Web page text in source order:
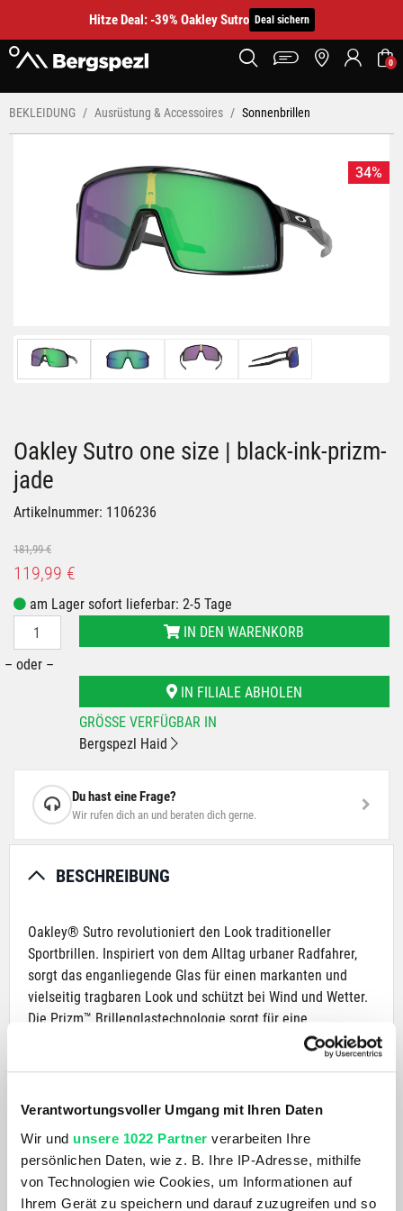
Verantwortungsvoller Umgang mit Ihren Daten
Wir und unsere 1022 Partner verarbeiten Ihre
persönlichen Daten, wie z. B. Ihre IP-Adresse, mithilfe
von Technologien wie Cookies, um Informationen auf
Ihrem Gerät zu speichern und darauf zuzugreifen und so
Hitze Deal: -39% Oakley Sutro Deal sichern
0
BEKLEIDUNG Ausrüstung & Accessoires Sonnenbrillen
34%
Oakley Sutro one size | black-ink-prizm-
jade
Artikelnummer: 1106236
181,99 €
119,99 €
am Lager sofort lieferbar: 2-5 Tage
IN DEN WARENKORB
– oder –
IN FILIALE ABHOLEN
GRÖSSE VERFÜGBAR IN
Bergspezl Haid
Du hast eine Frage?
Wir rufen dich an und beraten dich gerne.
BESCHREIBUNG
Oakley® Sutro revolutioniert den Look traditioneller
Sportbrillen. Inspiriert von dem Alltag urbaner Radfahrer,
sorgt das enganliegende Glas für einen markanten und
vielseitig tragbaren Look und schützt bei Wind und Wetter.
Die Prizm™ Brillenglastechnologie sorgt für eine
verbesserte Sicht und so dafür, dass die Aktivsportler voll
PRODUKTDETAILS
AKTUELL BELIEBT